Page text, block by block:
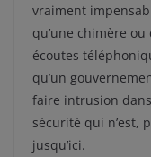
vraiment
qu’une chimère
écoutes
qu’un
faire intrusion
sécurité qui n’est,
jusqu’ici.